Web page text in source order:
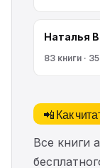
Наталья
83 книги ·
📲 Как
Все книги